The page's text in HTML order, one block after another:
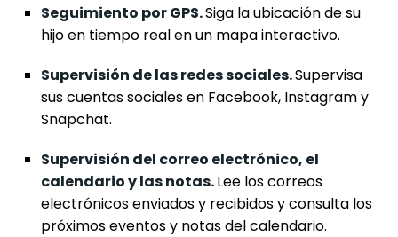
Seguimiento por GPS.Siga la ubicación de su
hijo en tiempo real en un mapa interactivo.
Supervisión de las redes sociales.Supervisa
sus cuentas sociales en Facebook, Instagram y
Snapchat.
Supervisión del correo electrónico, el
calendario y las notas.Lee los correos
electrónicos enviados y recibidos y consulta los
próximos eventos y notas del calendario.